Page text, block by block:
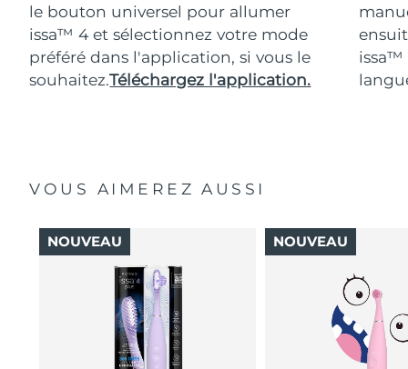
le bouton universel pour allumer
issa™ 4 et sélectionnez votre mode
préféré dans l'application, si vous le
souhaitez.Téléchargez l'application.
issa™
VOUS AIMEREZ AUSSI
NOUVEAU NOUVEAU